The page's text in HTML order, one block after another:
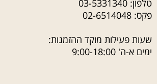
טלפון: 03-5331340
פקס: 02-6514048
שעות פעילות מוקד ההזמנות:
ימים א-ה' 9:00-18:00